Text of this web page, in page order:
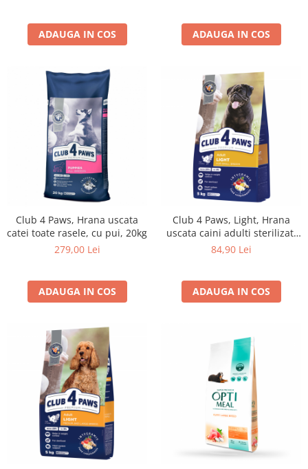
ADAUGA IN COS ADAUGA IN COS
Club 4 Paws, Hrana uscata
catei toate rasele, cu pui, 20kg
279,00 Lei
ADAUGA IN COS
Club 4 Paws, Light, Hrana
uscata caini adulti sterilizati
de talie mica, 5kg
84,90 Lei
ADAUGA IN COS